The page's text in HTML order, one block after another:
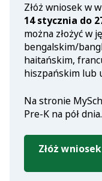
Złóż wniosek w
14 stycznia do
można złożyć w
bengalskim/
haitańskim,
hiszpańskim lub
Na stronie
Pre-K na pół dnia.
Złóż